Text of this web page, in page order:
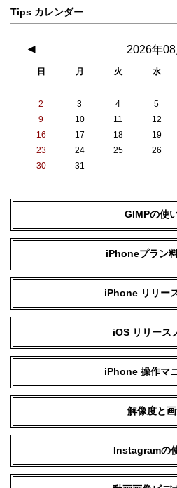
6つのエフェクトを備えたポートレ
自然光・スタジオ照明・輪郭強調
ー照明(モノ)
ジ
写真フロントカ
写真フロントカメラ
写真フロントカメラ
あり
写真フロントカメラ
カメラの動画撮影スペック
ステレオ録音
撮影対応フォ
動画メインカメ
動画メインカメラ
Tips カレンダー
2026年08
◀
日 月 火 水
2
3 4 5
9
10 11 12
16
17 18 19
23
24 25 26
30
31
GIMPの使
iPhoneプラン
iPhone リリー
iOS リリース
iPhone 操作マ
解像度と
Instagramの